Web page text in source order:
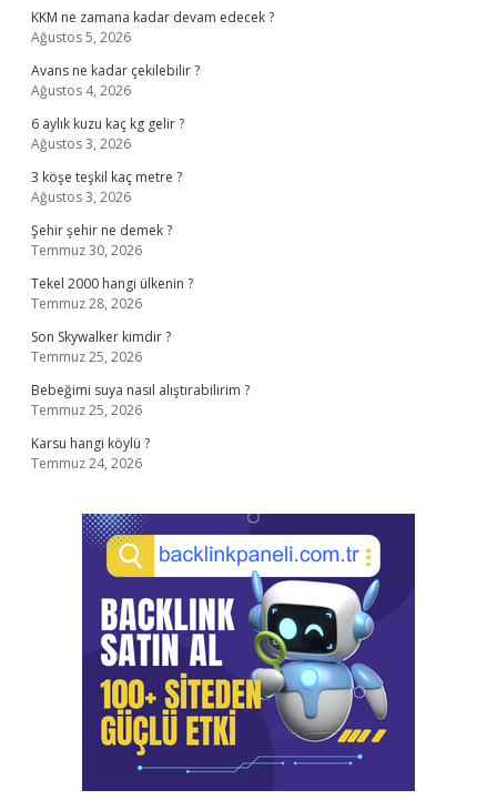
KKM ne zamana kadar devam edecek ?
Ağustos 5, 2026
Avans ne kadar çekilebilir ?
Ağustos 4, 2026
6 aylık kuzu kaç kg gelir ?
Ağustos 3, 2026
3 köşe teşkil kaç metre ?
Ağustos 3, 2026
Şehir şehir ne demek ?
Temmuz 30, 2026
Tekel 2000 hangi ülkenin ?
Temmuz 28, 2026
Son Skywalker kimdir ?
Temmuz 25, 2026
Bebeğimi suya nasıl alıştırabilirim ?
Temmuz 25, 2026
Karsu hangi köylü ?
Temmuz 24, 2026